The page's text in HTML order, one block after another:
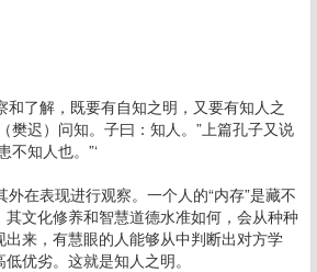
了解，既要有自知之明，又要有知人之
樊迟）问知。子曰：知人。”上篇孔子又说
不知人也。”‘
在表现进行观察。一个人的“内存”是藏不
文化修养和智慧道德水准如何，会从种种
来，有慧眼的人能够从中判断出对方学
优劣。这就是知人之明。